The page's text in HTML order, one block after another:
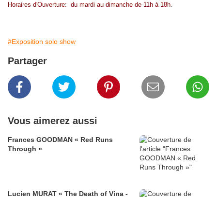
Horaires d'Ouverture: du mardi au dimanche de 11h à 18h
#Exposition solo show
Partager
Vous aimerez aussi
Frances GOODMAN « Red Runs
Through »
Lucien MURAT « The Death of Vina -